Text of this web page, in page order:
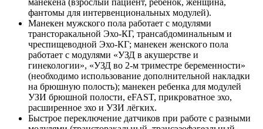
манекена (взрослый пациент, ребенок, женщина,
фантомы для интервенциональных модулей).
Манекен мужского пола работает с модулями
трансторакальной Эхо-КГ, трансабдоминальным и
чреспищеводной Эхо-КГ; манекен женского пола
работает с модулями «УЗД в акушерстве и
гинекологии», «УЗД во 2-м триместре беременности»
(необходимо использование дополнительной накладки
на брюшную полость); манекен ребенка для модулей
УЗИ брюшной полости, eFAST, прикроватное эхо,
расширенное эхо и УЗИ лёгких.
Быстрое переключение датчиков при работе с разными